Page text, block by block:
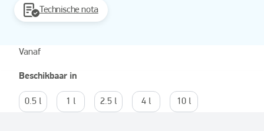
Technische nota
Vanaf
Beschikbaar in
0.5 l 1 l 2.5 l 4 l 10 l